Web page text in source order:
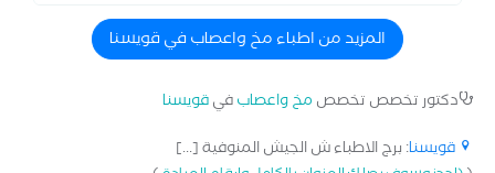
للاطفال والامراض النفسية في الاطفال والتوحد وفرط الحركة
ونقص الانتباه وضعف الذكاء والتأخر الدراسي والتدخين
والمشاكل الزوجية والتحليل النفسي وعمل الجلسات النفسية
المزيد من اطباء مخ واعصاب في قويسنا
دكتور تخصص تخصص مخ واعصابفيقويسنا
قويسنا: برج الاطباء ش الجيش المنوفية [...]